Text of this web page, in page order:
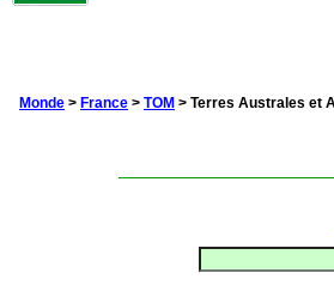
Monde > France > TOM > Terres Australes et